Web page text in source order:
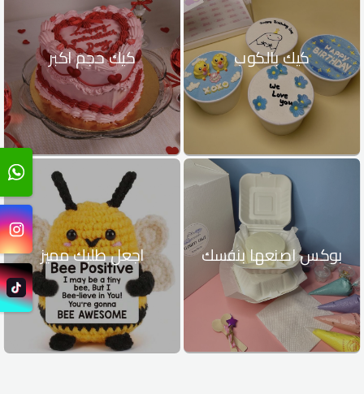
كيك بالكوب كيك حجم اكبر
بوكس اصنعها بنفسك اجعل طلبك مميز